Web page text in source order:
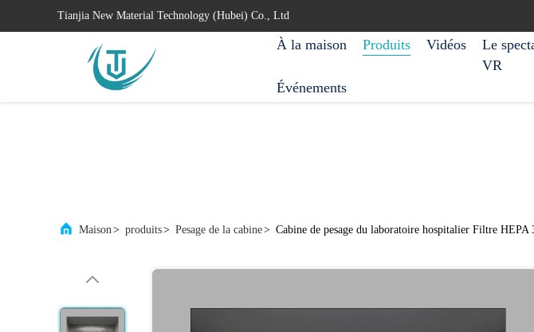
Tianjia New Material Technology (Hubei) Co., Ltd
À la maison Produits Vidéos
Le
VR
Événements
Maison> produits> Pesage de la cabine> Cabine de pesage du laboratoire hospitalier Filtre